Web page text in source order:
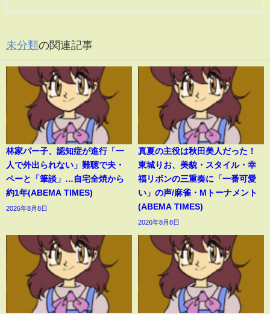
未分類の関連記事
林家パー子、認知症が進行「一
人で外出られない」難聴で夫・
ペーと「筆談」…自宅全焼から
約1年(ABEMA TIMES)
2026年8月8日
真夏の主役は秋田美人だった！
東城りお、美貌・スタイル・幸
福リボンの三重奏に「一番可愛
い」の声/麻雀・Mトーナメント
(ABEMA TIMES)
2026年8月8日